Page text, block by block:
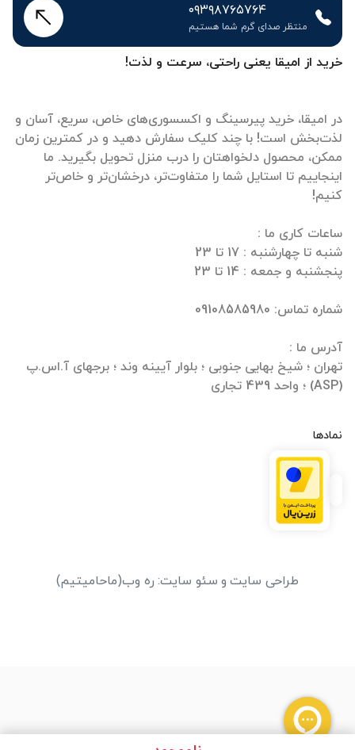
خرید از امیقا یعنی راحتی، سرعت و لذت!
در امیقا، خرید پیرسینگ و اکسسوری‌های خاص، سریع، آسان و
لذت‌بخش است! با چند کلیک سفارش دهید و در کمترین زمان
ممکن، محصول دلخواهتان را درب منزل تحویل بگیرید. ما
اینجاییم تا استایل شما را متفاوت‌تر، درخشان‌تر و خاص‌تر
تهران ؛ شیخ بهایی جنوبی ؛ بلوار آیینه وند ؛ برجهای آ.اس.پ
(ASP) ؛ واحد 439 تجاری
نمادها
۰۹۳۹۸۷۶۵۷۶۴
منتظر صدای گرم شما هستیم
طراحی سایت و سئو سایت: ره وب(ماحامیتیم)